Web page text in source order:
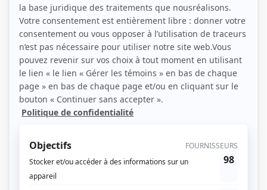
Liens
Fiche de Uapeshkuss Thernish sur Showbizz.net
Personnages
Anticosti( Maikan Fontaine)
30 vies ( Danny Constant